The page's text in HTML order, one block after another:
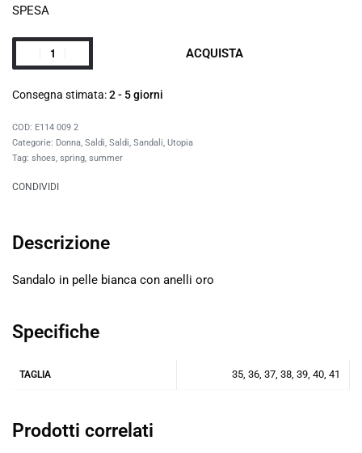
SPESA
ACQUISTA
Consegna stimata:2 - 5 giorni
E114 009 2
Categorie: Donna, Saldi, Saldi, Sandali, Utopia
Tag: shoes, spring, summer
CONDIVIDI
Descrizione
Sandalo in pelle bianca con anelli oro
Specifiche
TAGLIA 35, 36, 37, 38, 39, 40, 41
Prodotti correlati